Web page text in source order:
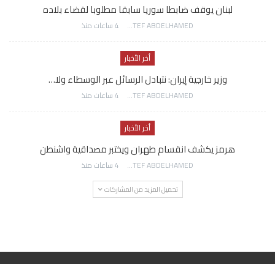
لبنان يوقف ضابطا سوريا سابقا مطلوبا لقضاء بلاده
AWATEF ABDELHAMED 4 ساعات منذ
أخر الأخبار
وزير خارجية إيران: نتبادل الرسائل عبر الوسطاء ولا…
AWATEF ABDELHAMED 4 ساعات منذ
أخر الأخبار
هرمز يكشف انقسام طهران ويختبر مصداقية واشنطن
AWATEF ABDELHAMED 4 ساعات منذ
تحميل المزيد من المشاركات